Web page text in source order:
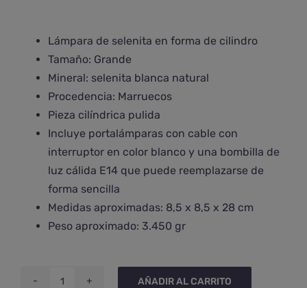
Lámpara de selenita en forma de cilindro
Tamaño: Grande
Mineral: selenita blanca natural
Procedencia: Marruecos
Pieza cilíndrica pulida
Incluye portalámparas con cable con
interruptor en color blanco y una bombilla de
luz cálida E14 que puede reemplazarse de
forma sencilla
Medidas aproximadas: 8,5 x 8,5 x 28 cm
Peso aproximado: 3.450 gr
AÑADIR AL CARRITO